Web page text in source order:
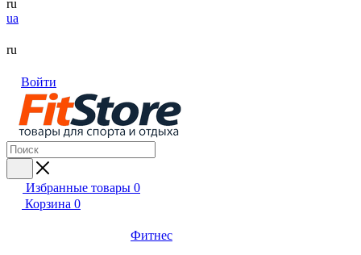
ru
ua
ru
Войти
Избранные товары 0
Корзина 0
Фитнес